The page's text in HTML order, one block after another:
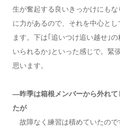
生が奮起する良いきっかけにも
に力があるので、それを中心と
ます。下は｢追いつけ追い越せ｣
いられるか｣といった感じで。緊
思います。
―昨季は箱根メンバーから外れて
たが
故障なく練習は積めていたので